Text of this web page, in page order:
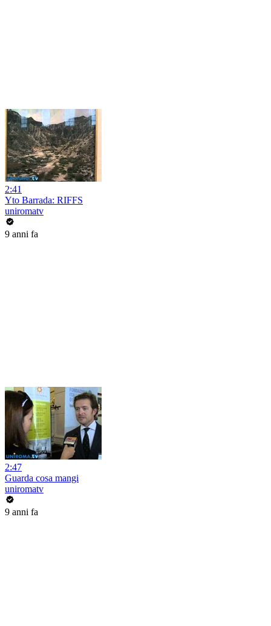
2:41
Yto Barrada: RIFFS
uniromatv
9 anni fa
2:47
Guarda cosa mangi
uniromatv
9 anni fa